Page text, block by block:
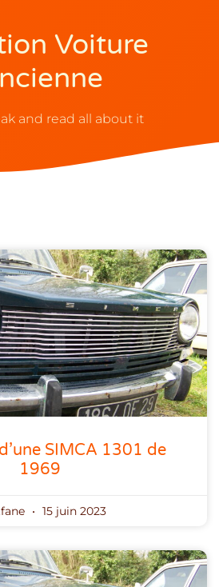
Voiture
and read all about it
SIMCA 1301 de
1969
15 juin 2023